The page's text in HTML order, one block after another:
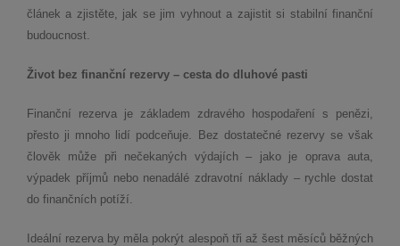
článek a zjistěte, jak se jim vyhnout a zajistit si stabilní finanční
budoucnost.
Život bez finanční rezervy – cesta do dluhové pasti
Finanční rezerva je základem zdravého hospodaření s penězi,
přesto ji mnoho lidí podceňuje. Bez dostatečné rezervy se však
člověk může při nečekaných výdajích – jako je oprava auta,
výpadek příjmů nebo nenadálé zdravotní náklady – rychle dostat
do finančních potíží.
Ideální rezerva by měla pokrýt alespoň tři až šest měsíců běžných